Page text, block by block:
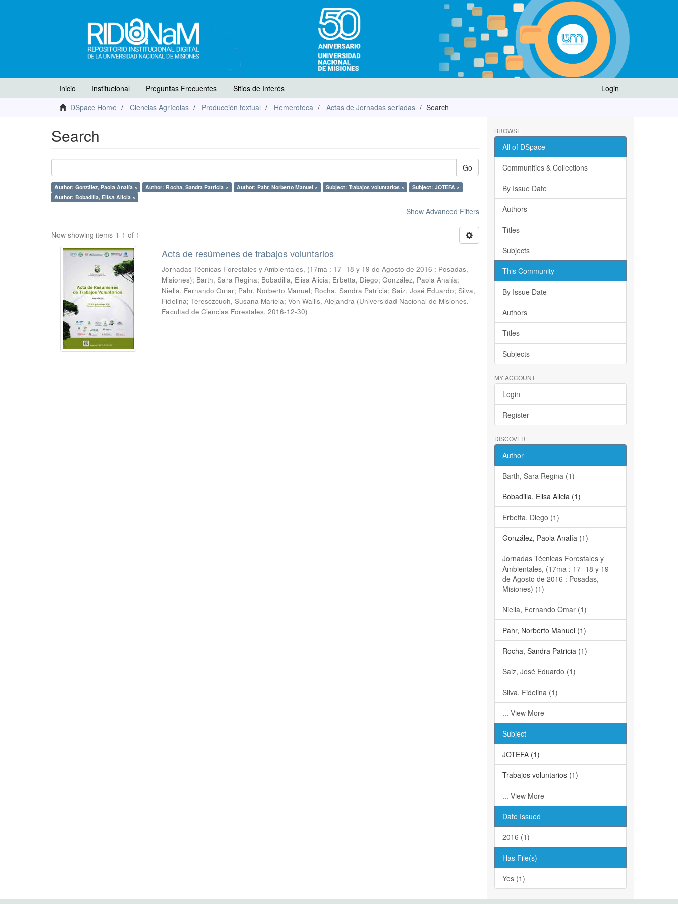
Login
Inicio Institucional Preguntas Frecuentes
Sitios de Interés
DSpace Home
Ciencias Agrícolas Producción textual Hemeroteca Actas de Jornadas seriadas Search
Search
Go
Author: González, Paola Analía × Author: Rocha, Sandra Patricia × Author: Pahr, Norberto Manuel × Subject: Trabajos voluntarios ×
Subject: JOTEFA ×
Author: Bobadilla, Elisa Alicia ×
Show Advanced Filters
Now showing items 1-1 of 1
Acta de resúmenes de trabajos voluntarios
Jornadas Técnicas Forestales y Ambientales, (17ma : 17- 18 y 19 de Agosto de 2016 : Posadas,
Misiones); Barth, Sara Regina; Bobadilla, Elisa Alicia; Erbetta, Diego; González, Paola Analía;
Niella, Fernando Omar; Pahr, Norberto Manuel; Rocha, Sandra Patricia; Saiz, José Eduardo; Silva,
Fidelina; Teresczcuch, Susana Mariela; Von Wallis, Alejandra (Universidad Nacional de Misiones.
Facultad de Ciencias Forestales,2016-12-30)
BROWSE
All of DSpace
Communities & Collections
By Issue Date
Authors
Titles
Subjects
This Community
By Issue Date
Authors
Titles
Subjects
MY ACCOUNT
Login
Register
DISCOVER
Author
Barth, Sara Regina (1)
Bobadilla, Elisa Alicia (1)
Erbetta, Diego (1)
González, Paola Analía (1)
Jornadas Técnicas Forestales y
Ambientales, (17ma : 17- 18 y 19
de Agosto de 2016 : Posadas,
Misiones) (1)
Niella, Fernando Omar (1)
Pahr, Norberto Manuel (1)
Rocha, Sandra Patricia (1)
Saiz, José Eduardo (1)
Silva, Fidelina (1)
... View More
Subject
JOTEFA (1)
Trabajos voluntarios (1)
... View More
Date Issued
2016 (1)
Has File(s)
Yes (1)